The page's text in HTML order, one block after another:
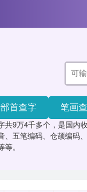
部首查字 笔画
共9万4千多个，是国内
、五笔编码、仓颉编码
。